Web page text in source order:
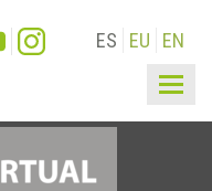
ES EU EN